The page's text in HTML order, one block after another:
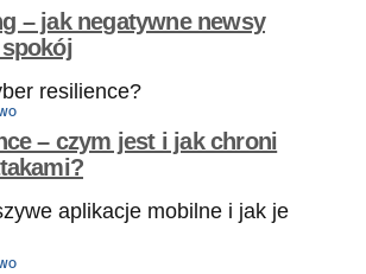
– jak negatywne newsy
– czym jest i jak chroni